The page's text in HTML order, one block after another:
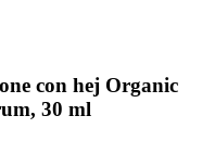
con hej Organic
30 ml